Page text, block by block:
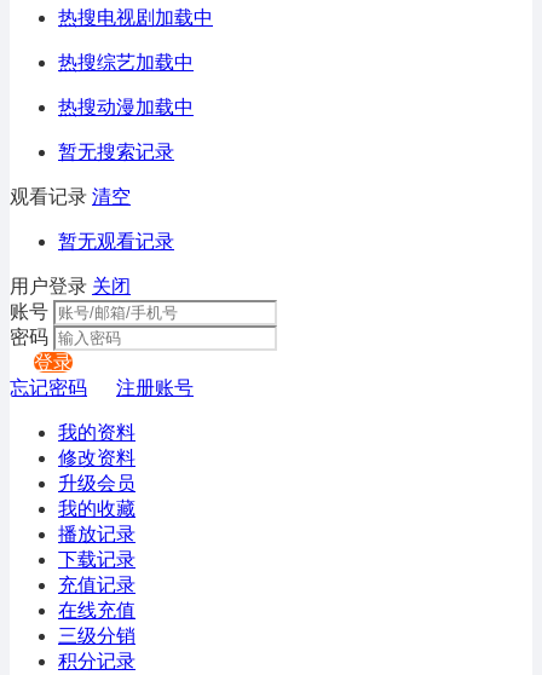
热搜电视剧加载中
热搜综艺加载中
热搜动漫加载中
暂无搜索记录
观看记录 清空
暂无观看记录
用户登录 关闭
账号
密码
登录
忘记密码
注册账号
我的资料
修改资料
升级会员
我的收藏
播放记录
下载记录
充值记录
在线充值
三级分销
积分记录